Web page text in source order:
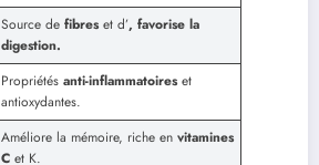
Source de fibreset d’, favorise la
digestion.
Propriétés anti-inflammatoireset
antioxydantes.
Améliore la mémoire, riche en vitamines
C et K.